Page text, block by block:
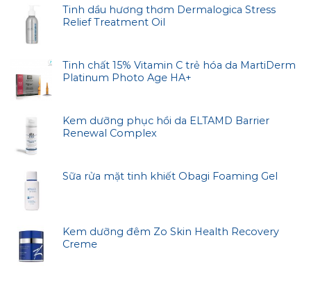
Tinh dầu hương thơm Dermalogica Stress
Relief Treatment Oil
Tinh chất 15% Vitamin C trẻ hóa da MartiDerm
Platinum Photo Age HA+
Kem dưỡng phục hồi da ELTAMD Barrier
Renewal Complex
Sữa rửa mặt tinh khiết Obagi Foaming Gel
Kem dưỡng đêm Zo Skin Health Recovery
Creme